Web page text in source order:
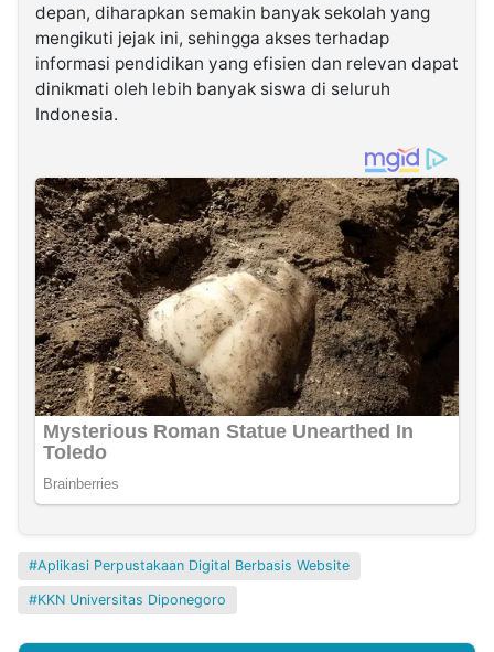
depan, diharapkan semakin banyak sekolah yang
mengikuti jejak ini, sehingga akses terhadap
informasi pendidikan yang efisien dan relevan dapat
dinikmati oleh lebih banyak siswa di seluruh
Indonesia.
Aplikasi Perpustakaan Digital Berbasis Website
KKN Universitas Diponegoro